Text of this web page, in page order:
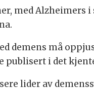
med Alzheimers
demens må
publisert i det
lider av